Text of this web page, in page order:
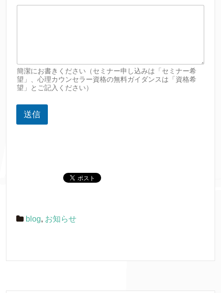
簡潔にお書きください（セミナー申し込みは「セミナー希
望」、心理カウンセラー資格の無料ガイダンスは「資格希
望」とご記入ください）
送信
blog, お知らせ